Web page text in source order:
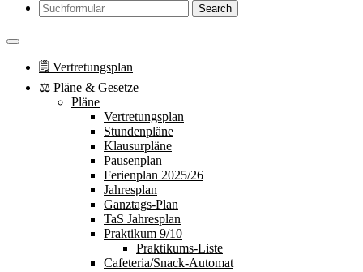
Search
🗒 Vertretungsplan
⚖️ Pläne & Gesetze
Pläne
Vertretungsplan
Stundenpläne
Klausurpläne
Pausenplan
Ferienplan 2025/26
Jahresplan
Ganztags-Plan
TaS Jahresplan
Praktikum 9/10
Praktikums-Liste
Cafeteria/Snack-Automat